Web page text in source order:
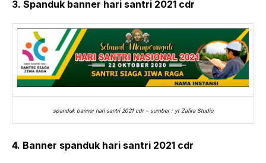
3. Spanduk banner hari santri 2021 cdr
spanduk banner hari santri 2021 cdr – sumber : yt Zafira Studio
4. Banner spanduk hari santri 2021 cdr